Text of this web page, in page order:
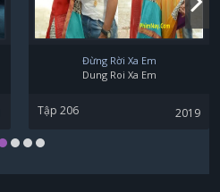
Đừng Rời Xa Em
Dung Roi Xa Em
Tập 206 2019